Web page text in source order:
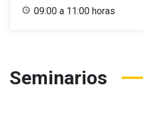
09:00 a 11:00 horas
Seminarios